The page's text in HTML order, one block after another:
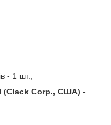
- 1 шт.;
(Clack Corp., США) -